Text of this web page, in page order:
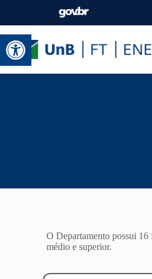
Abrir a barra de
O Departamento possui 16
médio e superior.